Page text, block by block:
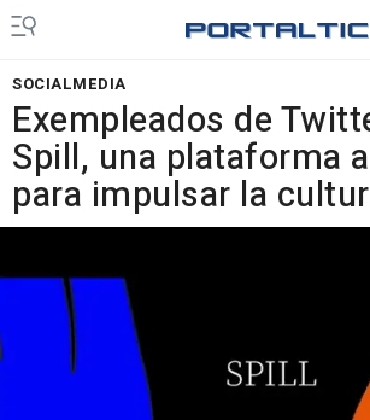
SOCIALMEDIA
Exempleados de
Spill, una plataforma
para impulsar la